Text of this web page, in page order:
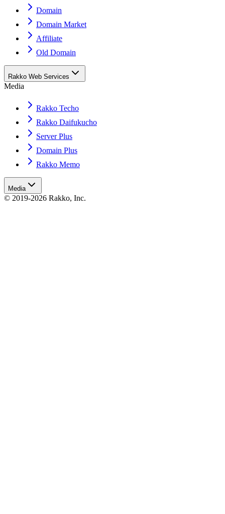
Domain
Domain Market
Affiliate
Old Domain
Rakko Web Services
Media
Rakko Techo
Rakko Daifukucho
Server Plus
Domain Plus
Rakko Memo
Media
© 2019-2026 Rakko, Inc.